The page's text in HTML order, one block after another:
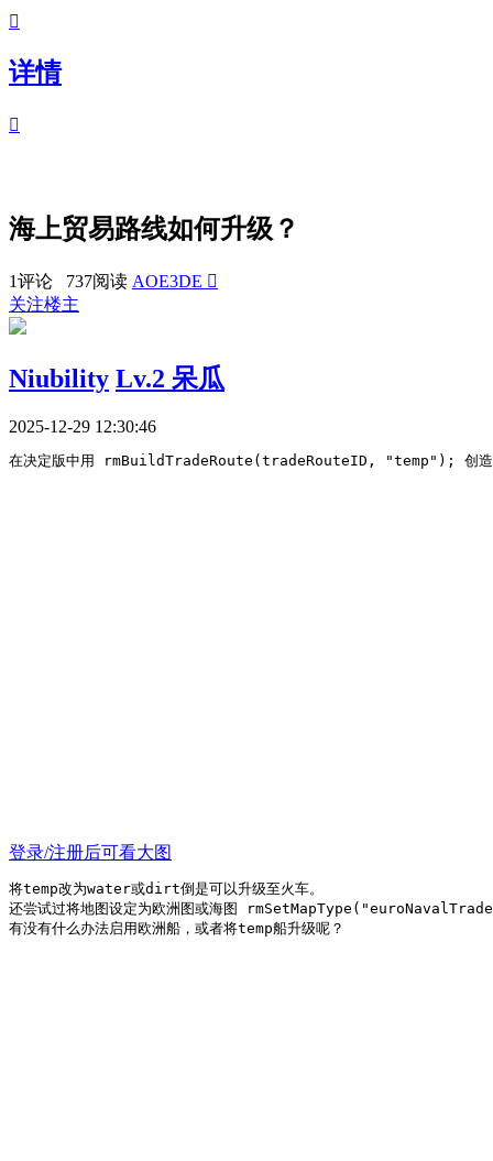

详情

海上贸易路线如何升级？
1评论 737阅读 AOE3DE 
关注楼主
Niubility Lv.2 呆瓜
2025-12-29 12:30:46
在决定版中用 rmBuildTradeRoute(tradeRouteID, "temp"); 创造出
登录/注册后可看大图
将temp改为water或dirt倒是可以升级至火车。
还尝试过将地图设定为欧洲图或海图
有没有什么办法启用欧洲船，或者将temp船升级呢？